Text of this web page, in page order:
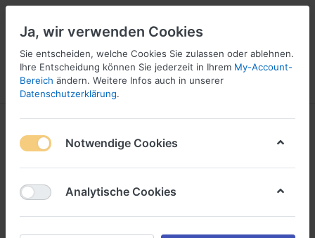
Menü Anmelden Vergleichen Wunschliste
1
1-24von
3M™ VHB™ - Auftragegeräte sind nützliche Hilfen bei der
Ja, wir verwenden Cookies
Sie entscheiden, welche Cookies Sie zulassen oder ablehnen.
Ihre Entscheidung können Sie jederzeit in Ihrem My-Account-
Bereich ändern. Weitere Infos auch in unserer
Datenschutzerklärung.
Notwendige Cookies
Analytische Cookies